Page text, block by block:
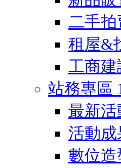
二手拍
租屋&
工商建
站務專區
最新活
活動成
數位造